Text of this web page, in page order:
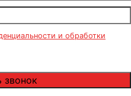
и обработки